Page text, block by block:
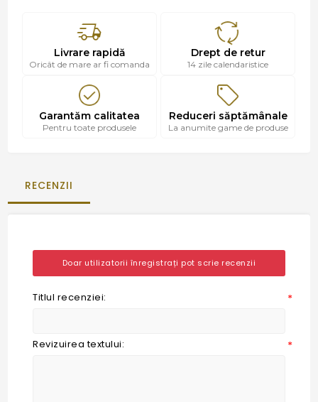
Livrare rapidă
Oricât de mare ar fi comanda
Drept de retur
14 zile calendaristice
Garantăm calitatea
Pentru toate produsele
Reduceri săptămânale
La anumite game de produse
RECENZII
Doar utilizatorii înregistrați pot scrie recenzii
Titlul recenziei: *
Revizuirea textului: *